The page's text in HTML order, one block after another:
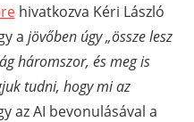
hivatkozva Kéri László
a jövőben úgy „össze lesz
háromszor, és meg is
tudni, hogy mi az
az AI bevonulásával a